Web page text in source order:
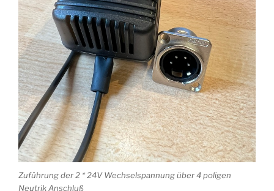
Zuführung der 2 * 24V Wechselspannung über 4 poligen
Neutrik Anschluß